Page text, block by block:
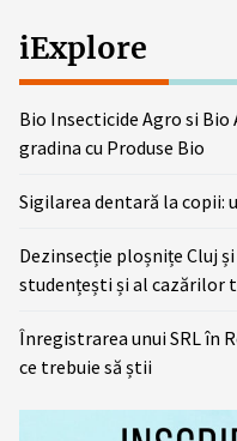
iExplore
Bio Insecticide Agro si
gradina cu Produse Bio
Sigilarea dentară la
Dezinsecție ploșnițe Cluj
studențești și al cazărilor
Înregistrarea unui SRL în
ce trebuie să știi